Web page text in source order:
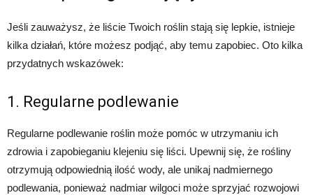
Jeśli zauważysz, że liście Twoich roślin stają się lepkie, istnieje
kilka działań, które możesz podjąć, aby temu zapobiec. Oto kilka
przydatnych wskazówek:
1. Regularne podlewanie
Regularne podlewanie roślin może pomóc w utrzymaniu ich
zdrowia i zapobieganiu klejeniu się liści. Upewnij się, że rośliny
otrzymują odpowiednią ilość wody, ale unikaj nadmiernego
podlewania, ponieważ nadmiar wilgoci może sprzyjać rozwojowi